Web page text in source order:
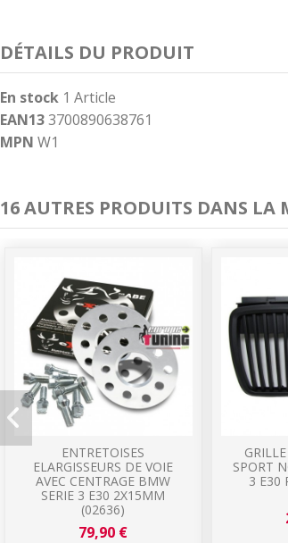
DÉTAILS DU PRODUIT
En stock 1 Article
EAN13 3700890638761
MPN W1
16 AUTRES PRODUITS DANS LA
ENTRETOISES
ELARGISSEURS DE VOIE
AVEC CENTRAGE BMW
SERIE 3 E30 2X15MM
(02636)
79,90 €
SPORT
3 E30